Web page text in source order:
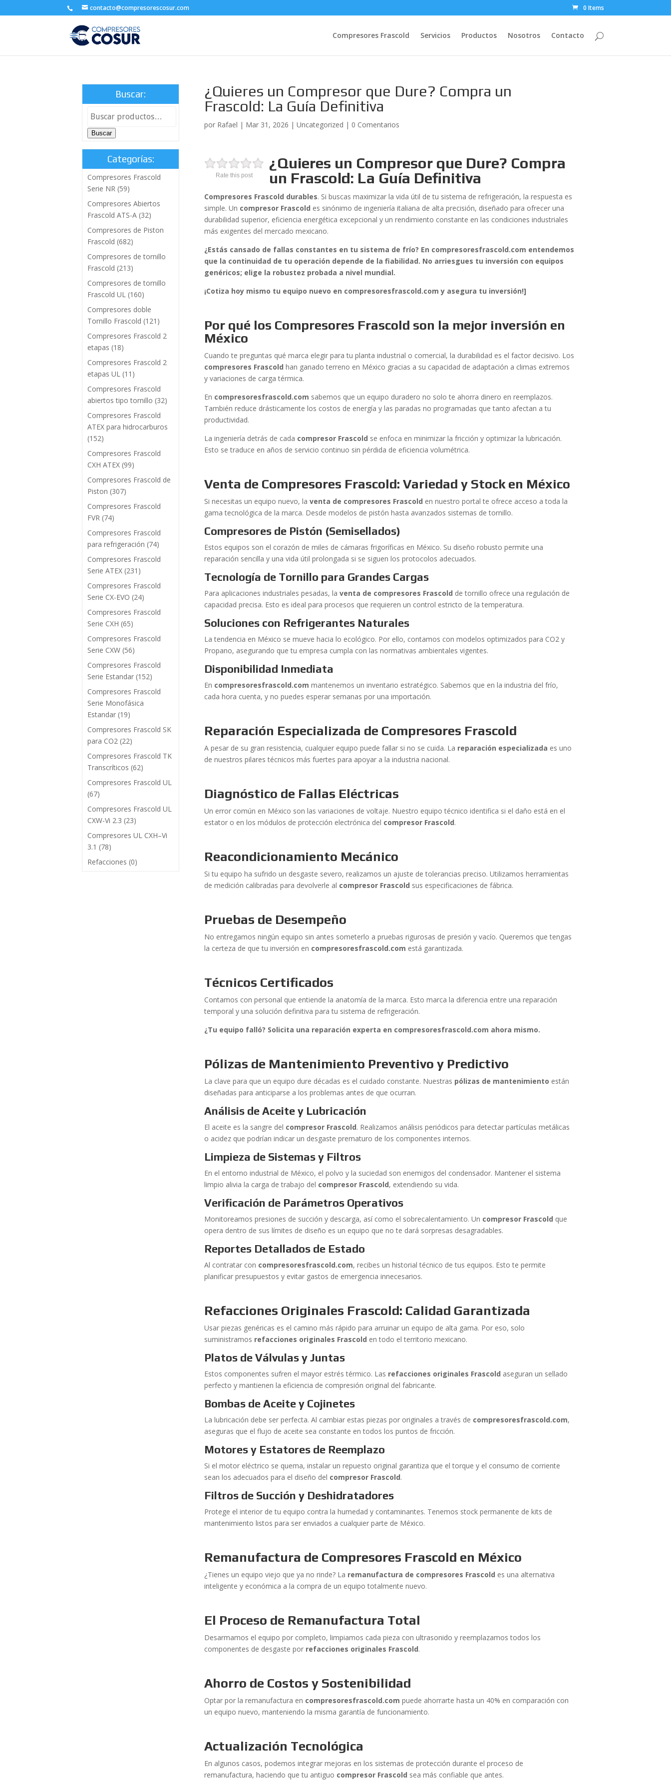
contacto@compresorescosur.com 0 Items
Compresores Frascold Servicios Productos Nosotros Contacto
¿Quieres un Compresor que Dure? Compra un
Frascold: La Guía Definitiva
por Rafael | Mar 31, 2026 |Uncategorized | 0 Comentarios
Rate this post
¿Quieres un Compresor que Dure? Compra
un Frascold: La Guía Definitiva
Compresores Frascold durables. Si buscas maximizar la vida útil de tu sistema de refrigeración, la respuesta es
simple. Un compresor Frascold es sinónimo de ingeniería italiana de alta precisión, diseñado para ofrecer una
durabilidad superior, eficiencia energética excepcional y un rendimiento constante en las condiciones industriales
más exigentes del mercado mexicano.
¿Estás cansado de fallas constantes en tu sistema de frío? En compresoresfrascold.com entendemos
que la continuidad de tu operación depende de la fiabilidad. No arriesgues tu inversión con equipos
genéricos; elige la robustez probada a nivel mundial.
¡Cotiza hoy mismo tu equipo nuevo en compresoresfrascold.com y asegura tu inversión!]
Por qué los Compresores Frascold son la mejor inversión en
México
Cuando te preguntas qué marca elegir para tu planta industrial o comercial, la durabilidad es el factor decisivo. Los
compresores Frascold han ganado terreno en México gracias a su capacidad de adaptación a climas extremos
y variaciones de carga térmica.
En compresoresfrascold.com sabemos que un equipo duradero no solo te ahorra dinero en reemplazos.
También reduce drásticamente los costos de energía y las paradas no programadas que tanto afectan a tu
productividad.
La ingeniería detrás de cada compresor Frascold se enfoca en minimizar la fricción y optimizar la lubricación.
Esto se traduce en años de servicio continuo sin pérdida de eficiencia volumétrica.
Venta de Compresores Frascold: Variedad y Stock en México
Si necesitas un equipo nuevo, laventa de compresores Frascold en nuestro portal te ofrece acceso a toda la
gama tecnológica de la marca. Desde modelos de pistón hasta avanzados sistemas de tornillo.
Compresores de Pistón (Semisellados)
Estos equipos son el corazón de miles de cámaras frigoríficas en México. Su diseño robusto permite una
reparación sencilla y una vida útil prolongada si se siguen los protocolos adecuados.
Tecnología de Tornillo para Grandes Cargas
Para aplicaciones industriales pesadas, laventa de compresores Frascold de tornillo ofrece una regulación de
capacidad precisa. Esto es ideal para procesos que requieren un control estricto de la temperatura.
Soluciones con Refrigerantes Naturales
La tendencia en México se mueve hacia lo ecológico. Por ello, contamos con modelos optimizados para CO2 y
Propano, asegurando que tu empresa cumpla con las normativas ambientales vigentes.
Disponibilidad Inmediata
En compresoresfrascold.com mantenemos un inventario estratégico. Sabemos que en la industria del frío,
cada hora cuenta, y no puedes esperar semanas por una importación.
Reparación Especializada de Compresores Frascold
A pesar de su gran resistencia, cualquier equipo puede fallar si no se cuida. La reparación especializada es uno
de nuestros pilares técnicos más fuertes para apoyar a la industria nacional.
Diagnóstico de Fallas Eléctricas
Un error común en México son las variaciones de voltaje. Nuestro equipo técnico identifica si el daño está en el
estator o en los módulos de protección electrónica del compresor Frascold.
Reacondicionamiento Mecánico
Si tu equipo ha sufrido un desgaste severo, realizamos un ajuste de tolerancias preciso. Utilizamos herramientas
de medición calibradas para devolverle al compresor Frascold sus especificaciones de fábrica.
Pruebas de Desempeño
No entregamos ningún equipo sin antes someterlo a pruebas rigurosas de presión y vacío. Queremos que tengas
la certeza de que tu inversión en compresoresfrascold.com está garantizada.
Técnicos Certificados
Contamos con personal que entiende la anatomía de la marca. Esto marca la diferencia entre una reparación
temporal y una solución definitiva para tu sistema de refrigeración.
¿Tu equipo falló? Solicita una reparación experta en compresoresfrascold.com ahora mismo.
Pólizas de Mantenimiento Preventivo y Predictivo
La clave para que un equipo dure décadas es el cuidado constante. Nuestras pólizas de mantenimiento están
diseñadas para anticiparse a los problemas antes de que ocurran.
Análisis de Aceite y Lubricación
El aceite es la sangre del compresor Frascold. Realizamos análisis periódicos para detectar partículas metálicas
o acidez que podrían indicar un desgaste prematuro de los componentes internos.
Limpieza de Sistemas y Filtros
En el entorno industrial de México, el polvo y la suciedad son enemigos del condensador. Mantener el sistema
limpio alivia la carga de trabajo del compresor Frascold, extendiendo su vida.
Verificación de Parámetros Operativos
Monitoreamos presiones de succión y descarga, así como el sobrecalentamiento. Un compresor Frascold que
opera dentro de sus límites de diseño es un equipo que no te dará sorpresas desagradables.
Reportes Detallados de Estado
Al contratar con compresoresfrascold.com, recibes un historial técnico de tus equipos. Esto te permite
planificar presupuestos y evitar gastos de emergencia innecesarios.
Refacciones Originales Frascold: Calidad Garantizada
Usar piezas genéricas es el camino más rápido para arruinar un equipo de alta gama. Por eso, solo
suministramos refacciones originales Frascold en todo el territorio mexicano.
Platos de Válvulas y Juntas
Estos componentes sufren el mayor estrés térmico. Las refacciones originales Frascold aseguran un sellado
perfecto y mantienen la eficiencia de compresión original del fabricante.
Bombas de Aceite y Cojinetes
La lubricación debe ser perfecta. Al cambiar estas piezas por originales a través de compresoresfrascold.com,
aseguras que el flujo de aceite sea constante en todos los puntos de fricción.
Motores y Estatores de Reemplazo
Si el motor eléctrico se quema, instalar un repuesto original garantiza que el torque y el consumo de corriente
sean los adecuados para el diseño del compresor Frascold.
Filtros de Succión y Deshidratadores
Protege el interior de tu equipo contra la humedad y contaminantes. Tenemos stock permanente de kits de
mantenimiento listos para ser enviados a cualquier parte de México.
Remanufactura de Compresores Frascold en México
¿Tienes un equipo viejo que ya no rinde? La remanufactura de compresores Frascold es una alternativa
inteligente y económica a la compra de un equipo totalmente nuevo.
El Proceso de Remanufactura Total
Desarmamos el equipo por completo, limpiamos cada pieza con ultrasonido y reemplazamos todos los
componentes de desgaste por refacciones originales Frascold.
Ahorro de Costos y Sostenibilidad
Optar por la remanufactura en compresoresfrascold.com puede ahorrarte hasta un 40% en comparación con
un equipo nuevo, manteniendo la misma garantía de funcionamiento.
Actualización Tecnológica
En algunos casos, podemos integrar mejoras en los sistemas de protección durante el proceso de
remanufactura, haciendo que tu antiguo compresor Frascold sea más confiable que antes.
Buscar:
Buscar
Categorías:
Compresores Frascold
Serie NR (59)
Compresores Abiertos
Frascold ATS-A (32)
Compresores de Piston
Frascold (682)
Compresores de tornillo
Frascold (213)
Compresores de tornillo
Frascold UL (160)
Compresores doble
Tornillo Frascold (121)
Compresores Frascold 2
etapas (18)
Compresores Frascold 2
etapas UL (11)
Compresores Frascold
abiertos tipo tornillo (32)
Compresores Frascold
ATEX para hidrocarburos
(152)
Compresores Frascold
CXH ATEX (99)
Compresores Frascold de
Piston (307)
Compresores Frascold
FVR (74)
Compresores Frascold
para refrigeración (74)
Compresores Frascold
Serie ATEX (231)
Compresores Frascold
Serie CX-EVO (24)
Compresores Frascold
Serie CXH (65)
Compresores Frascold
Serie CXW (56)
Compresores Frascold
Serie Estandar (152)
Compresores Frascold
Serie Monofásica
Estandar (19)
Compresores Frascold SK
para CO2 (22)
Compresores Frascold TK
Transcríticos (62)
Compresores Frascold UL
(67)
Compresores Frascold UL
CXW-Vi 2.3 (23)
Compresores UL CXH–Vi
3.1 (78)
Refacciones (0)